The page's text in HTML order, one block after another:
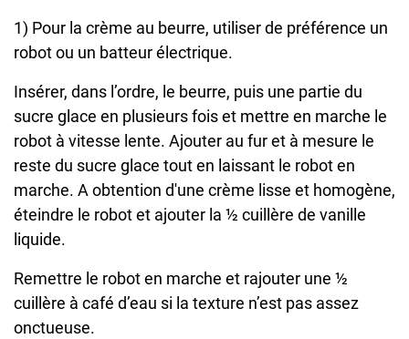
1) Pour la crème au beurre, utiliser de préférence un
robot ou un batteur électrique.
Insérer, dans l’ordre, le beurre, puis une partie du
sucre glace en plusieurs fois et mettre en marche le
robot à vitesse lente. Ajouter au fur et à mesure le
reste du sucre glace tout en laissant le robot en
marche. A obtention d'une crème lisse et homogène,
éteindre le robot et ajouter la ½ cuillère de vanille
liquide.
Remettre le robot en marche et rajouter une ½
cuillère à café d’eau si la texture n’est pas assez
onctueuse.